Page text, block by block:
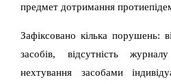
предмет дотримання
Зафіксовано кілька порушень:
засобів, відсутність
нехтування засобами